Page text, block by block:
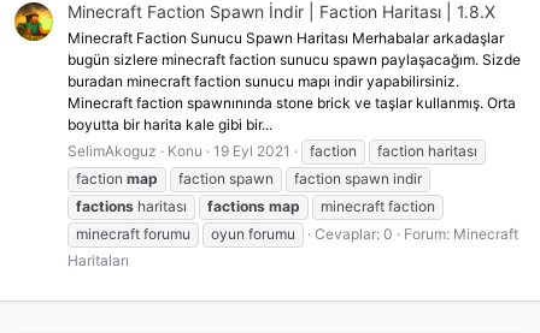
Minecraft Faction Spawn İndir | Faction Haritası | 1.8.X
Minecraft Faction Sunucu Spawn Haritası Merhabalar arkadaşlar
bugün sizlere minecraft faction sunucu spawn paylaşacağım. Sizde
buradan minecraft faction sunucu mapı indir yapabilirsiniz.
Minecraft faction spawnınında stone brick ve taşlar kullanmış. Orta
boyutta bir harita kale gibi bir...
SelimAkoguz
Konu 19 Eyl 2021 faction
faction haritası
faction map faction spawn
faction spawn indir
factions haritası factions map
minecraft faction
minecraft forumu
oyun forumu Cevaplar: 0 Forum: Minecraft
Haritaları